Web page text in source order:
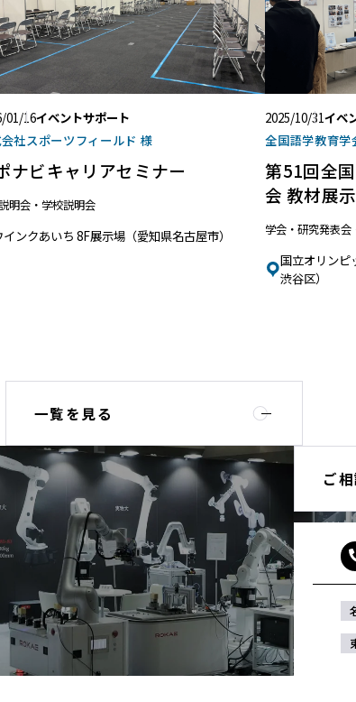
01/16イベントサポート
社スポーツフィールド 様
ナビキャリアセミナー
明会・学校説明会
インクあいち 8F展示場（愛知県名古屋市）
2025/10/31イベ
全国語学教育
第51回全
会 教材展
学会・研究発表会
国立オリンピ
渋谷区）
一覧を見る
ご